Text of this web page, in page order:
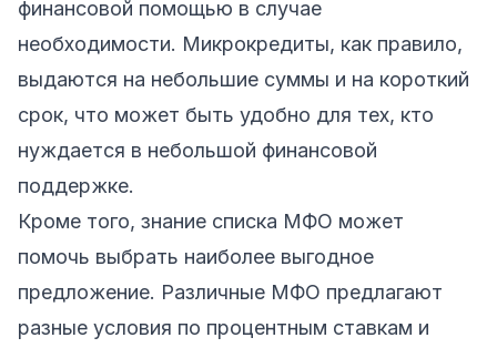
финансовой помощью в случае
необходимости. Микрокредиты, как правило,
выдаются на небольшие суммы и на короткий
срок, что может быть удобно для тех, кто
нуждается в небольшой финансовой
поддержке.
Кроме того, знание списка МФО может
помочь выбрать наиболее выгодное
предложение. Различные МФО предлагают
разные условия по процентным ставкам и